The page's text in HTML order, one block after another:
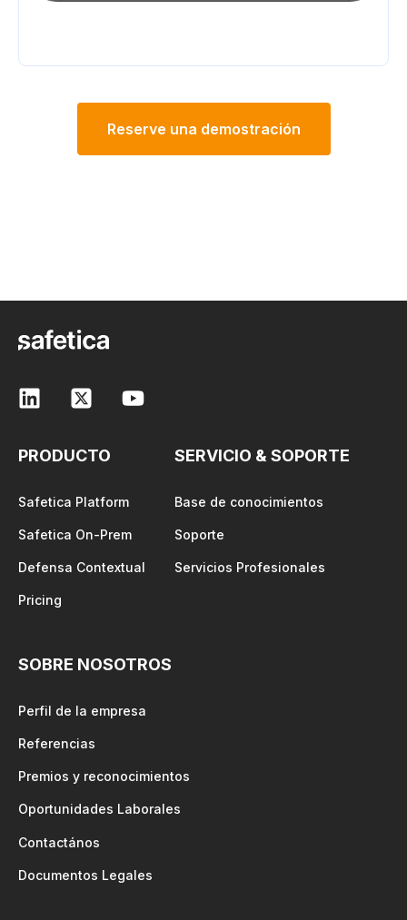
Reserve una demostración
PRODUCTO
Safetica Platform
Safetica On-Prem
Defensa Contextual
Pricing
SERVICIO & SOPORTE
Base de conocimientos
Soporte
Servicios Profesionales
SOBRE NOSOTROS
Perfil de la empresa
Referencias
Premios y reconocimientos
Oportunidades Laborales
Contactános
Documentos Legales